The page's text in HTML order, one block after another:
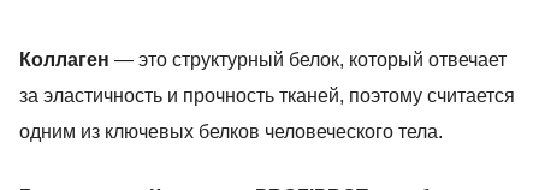
Коллаген — это структурный белок, который отвечает
за эластичность и прочность тканей, поэтому считается
одним из ключевых белков человеческого тела.